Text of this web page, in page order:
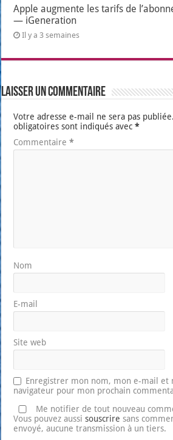
Apple augmente les tarifs de
— iGeneration
Il y a 3 semaines
Laisser un commentaire
Votre adresse e-mail ne sera pas publiée.
obligatoires sont indiqués avec*
Commentaire*
Nom
E-mail
Site web
Enregistrer mon nom, mon e-mail et
navigateur pour mon prochain
Me notifier de tout nouveau
Vous pouvez aussisouscrire sans
envoyé, aucune transmission à un tiers.